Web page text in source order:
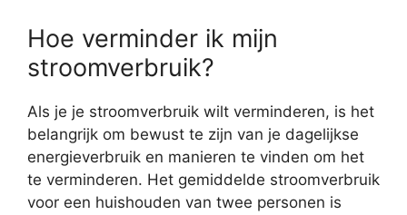
Hoe verminder ik mijn
stroomverbruik?
Als je je stroomverbruik wilt verminderen, is het
belangrijk om bewust te zijn van je dagelijkse
energieverbruik en manieren te vinden om het
te verminderen. Het gemiddelde stroomverbruik
voor een huishouden van twee personen is